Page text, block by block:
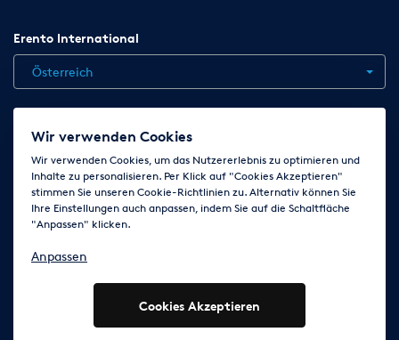
Erento International
Österreich
Jobs Kontakt News
AGB
Impressum Cookie-Einstellungen ändern
Folge uns auf
© 2003 - 2026 Erento Campanda GmbH - Alle Rechte
Wir verwenden Cookies
Wir verwenden Cookies, um das Nutzererlebnis zu optimieren und
Inhalte zu personalisieren. Per Klick auf "Cookies Akzeptieren"
stimmen Sie unseren Cookie-Richtlinien zu. Alternativ können Sie
Ihre Einstellungen auch anpassen, indem Sie auf die Schaltfläche
"Anpassen" klicken.
Anpassen
Cookies Akzeptieren